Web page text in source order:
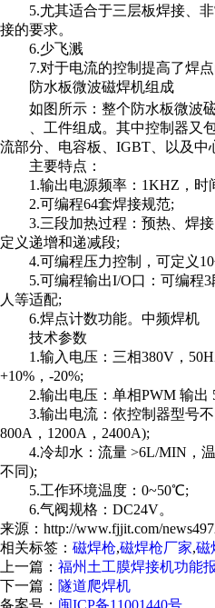
5.尤其适合于三层板焊接、
接的要求。
6.少飞溅
7.对于电流的控制提高了焊点
防水板微波磁焊机组成
如图所示：整个防水板微波
、工件组成。其中控制器又
流部分、电容板、IGBT、以及中
主要特点：
1.输出电源频率：1KHZ，时
2.可编程64套焊接规范;
3.三段加热过程：预热、焊
定义递增和递减段;
4.可编程压力控制，可定义
5.可编程输出I/O口：可编程
人等适配;
6.焊点计数功能。中频焊机
技术参数
1.输入电压：三相380V，
+10%，-20%;
2.输出电压：单相PWM 输出
3.输出电流：依控制器型号
800A，1200A，2400A);
4.冷却水：流量 >6L/MIN，
不同);
5.工作环境温度：0~50℃;
6.气阀规格：DC24V。
来源：http://www.fjjit.com/
相关标签： 磁焊枪,磁焊枪厂家,磁
上一篇： 福州土工膜焊接机功能
下一篇： 隧道爬焊机
备案号： 闽ICP备11001440号